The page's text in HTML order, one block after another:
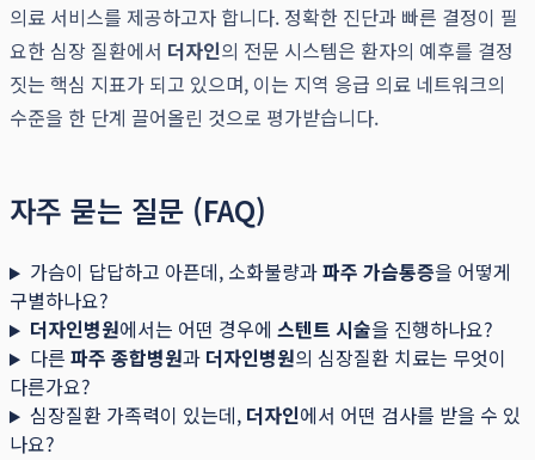
의료 서비스를 제공하고자 합니다. 정확한 진단과 빠른 결정이 필
요한 심장 질환에서 더자인의 전문 시스템은 환자의 예후를 결정
짓는 핵심 지표가 되고 있으며, 이는 지역 응급 의료 네트워크의
수준을 한 단계 끌어올린 것으로 평가받습니다.
자주 묻는 질문 (FAQ)
가슴이 답답하고 아픈데, 소화불량과파주 가슴통증을 어떻게
구별하나요?
더자인병원에서는 어떤 경우에 스텐트 시술을 진행하나요?
다른 파주 종합병원과 더자인병원의 심장질환 치료는 무엇이
다른가요?
심장질환 가족력이 있는데, 더자인에서 어떤 검사를 받을 수 있
나요?